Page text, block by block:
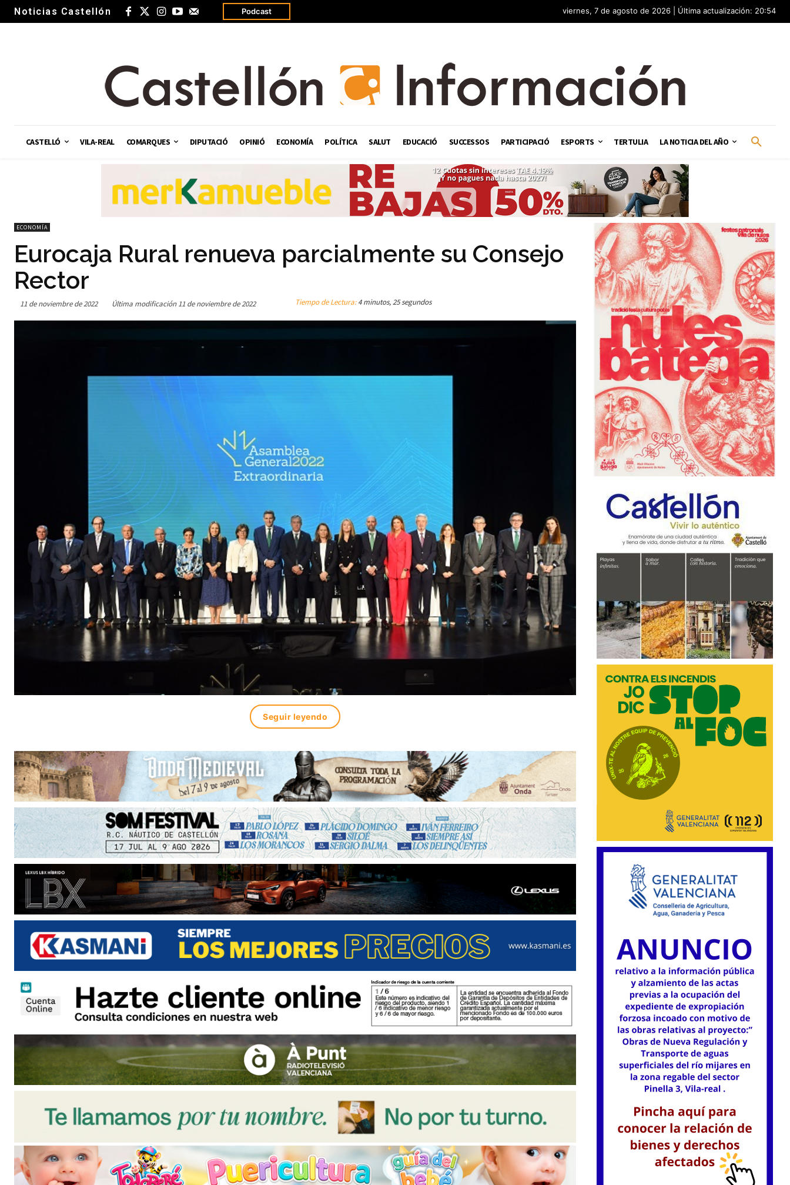
Noticias Castellón Podcast viernes, 7 de agosto de 2026 | Última actualización: 20:54
CASTELLÓ VILA-REAL COMARQUES DIPUTACIÓ OPINIÓ ECONOMÍA POLÍTICA SALUT EDUCACIÓ SUCCESSOS PARTICIPACIÓ ESPORTS TERTULIA LA NOTICIA DEL AÑO
ECONOMÍA
Eurocaja Rural renueva parcialmente su Consejo
Rector
11 de noviembre de 2022 Última modificación 11 de noviembre de 2022 Tiempo de Lectura:4 minutos, 25 segundos
Seguir leyendo